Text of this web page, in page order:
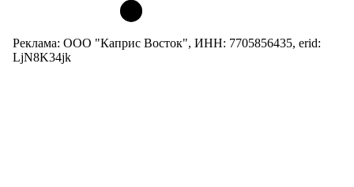
Реклама: ООО "Каприс Восток", ИНН: 7705856435, erid:
LjN8K34jk